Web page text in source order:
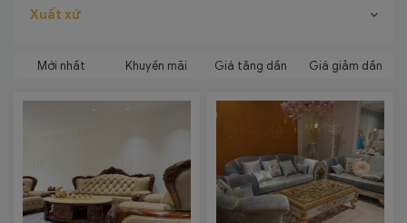
Xuất xứ
Mới nhất Khuyến mãi Giá tăng dần Giá giảm dần